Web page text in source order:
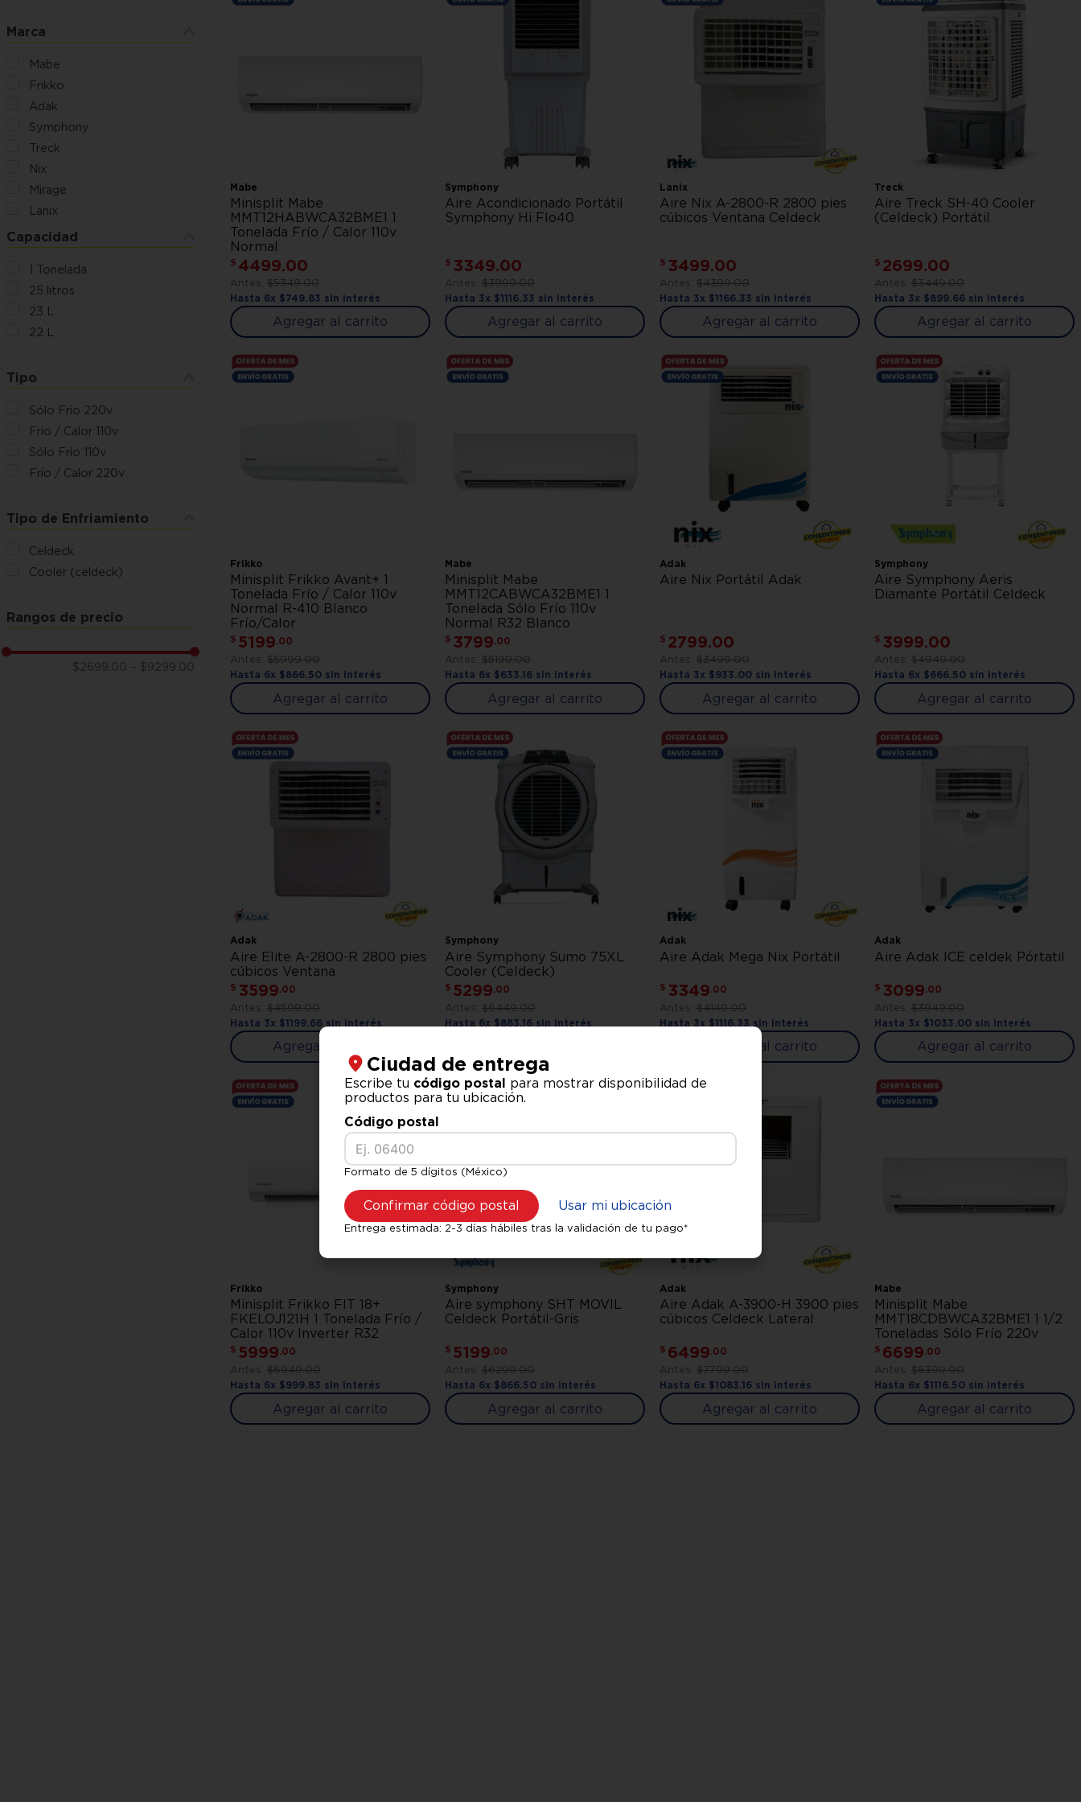
Capacidad
1 Tonelada
25 litros
23 L
22 L
Marca
Mabe
Frikko
Adak
Symphony
Treck
Nix
Mirage
Lanix
Tipo
Sólo Frío 220v
Frío / Calor 110v
Sólo Frío 110v
Frío / Calor 220v
Tipo de Enfriamiento
Celdeck
Cooler (celdeck)
Rangos de precio
$2699.00 – $9299.00
Mabe
Minisplit Mabe
MMT12HABWCA32BME1 1
Tonelada Frío / Calor 110v
Normal
$ 4499.00
$5349.00
Hasta 6x $749. 83 sin interés
Agregar al carrito
Symphony
Aire Acondicionado Portátil
Symphony Hi Flo40
$ 3349.00
$3999.00
Hasta 3x $1116. 33 sin interés
Agregar al carrito
Lanix
Aire Nix A-2800-R 2800 pies
cúbicos Ventana Celdeck
$ 3499.00
$4399.00
Hasta 3x $1166. 33 sin interés
Agregar al carrito
Treck
Aire Treck SH-40 Cooler
(Celdeck) Portátil
$ 2699.00
$3449.00
Hasta 3x $899. 66sin interés
Agregar al carrito
Frikko
Minisplit Frikko Avant+ 1
Tonelada Frío / Calor 110v
Normal R-410 Blanco
Frío/Calor
$ 5199.00
$5999.00
Hasta 6x $866. 50sin interés
Agregar al carrito
Mabe
Minisplit Mabe
MMT12CABWCA32BME1 1
Tonelada Sólo Frío 110v
Normal R32 Blanco
$ 3799.00
$5199.00
Hasta 6x $633.16sin interés
Agregar al carrito
Adak
Aire Nix Portátil Adak
$ 2799.00
$3499.00
Hasta 3x $933. 00sin interés
Agregar al carrito
Symphony
Aire Symphony Aeris
Diamante Portátil Celdeck
$ 3999.00
$4949.00
Hasta 6x $666. 50sin interés
Agregar al carrito
Adak
Aire Elite A-2800-R 2800 pies
cúbicos Ventana
$ 3599.00
$4599.00
Hasta 3x $1199. 66sin interés
Agregar al carrito
Symphony
Aire Symphony Sumo 75XL
Cooler (Celdeck)
$ 5299.00
$6449.00
Hasta 6x $883.16sin interés
Adak
Aire Adak Mega Nix Portátil
$ 3349.00
$4149.00
Hasta 3x $1116. 33 sin interés
Agregar al carrito
Adak
Aire Adak ICE celdek Pórtatil
$ 3099.00
$3949.00
Hasta 3x $1033. 00sin interés
Agregar al carrito
Frikko
Minisplit Frikko FIT 18+
FKELOJ121H 1 Tonelada Frío /
Calor 110v Inverter R32
$ 5999.00
$6949.00
Hasta 6x $999. 83 sin interés
Agregar al carrito
Symphony
Aire symphony SHT MOVIL
Celdeck Portátil-Gris
$ 5199.00
$6299.00
Hasta 6x $866. 50sin interés
Agregar al carrito
Adak
Aire Adak A-3900-H 3900 pies
cúbicos Celdeck Lateral
$ 6499.00
$7799.00
Hasta 6x $1083.16sin interés
Agregar al carrito
Mabe
Minisplit Mabe
MMT18CDBWCA32BME1 1 1/2
Toneladas Sólo Frío 220v
$ 6699.00
$8399.00
Hasta 6x $1116. 50sin interés
Agregar al carrito
Ciudad de entrega
Escribe tu código postal para mostrar disponibilidad de
productos para tu ubicación.
Código postal
Formato de 5 dígitos (México)
Confirmar código postal Usar mi ubicación
Entrega estimada: 2-3 días hábiles tras la validación de tu pago*